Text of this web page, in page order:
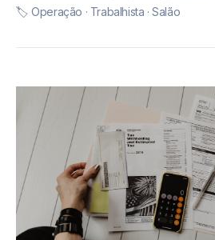
🏷️ Operação · Trabalhista · Salão